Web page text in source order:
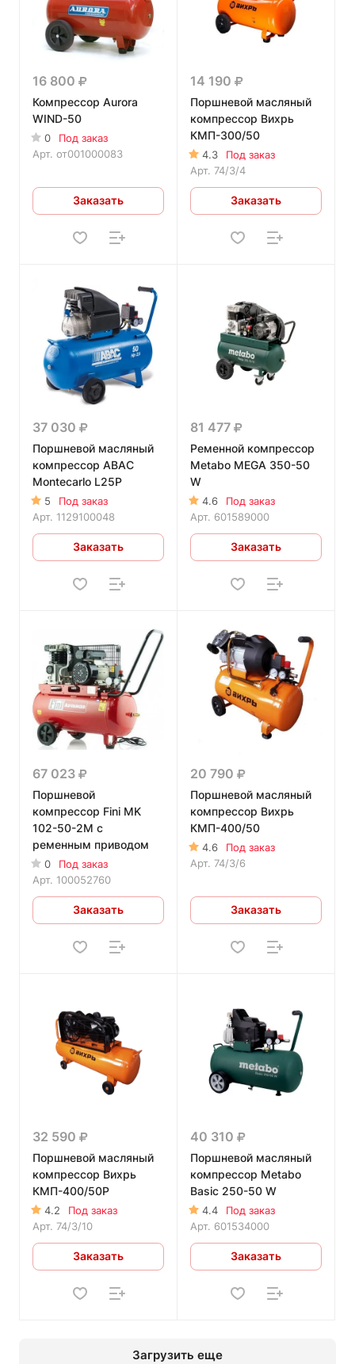
16 800
Компрессор Aurora
WIND-50
0
Под заказ
Арт. от001000083
Заказать
14 190
Поршневой масляный
компрессор Вихрь
КМП-300/50
4.3
Под заказ
Арт. 74/3/4
Заказать
37 030
Поршневой масляный
компрессор ABAC
Montecarlo L25P
5
Под заказ
Арт. 1129100048
Заказать
81 477
Ременной компрессор
Metabo MEGA 350-50
W
4.6
Под заказ
Арт. 601589000
Заказать
67 023
Поршневой
компрессор Fini MK
102-50-2M с
ременным приводом
0
Под заказ
Арт. 100052760
Заказать
20 790
Поршневой масляный
компрессор Вихрь
КМП-400/50
4.6
Под заказ
Арт. 74/3/6
Заказать
32 590
Поршневой масляный
компрессор Вихрь
КМП-400/50Р
4.2
Под заказ
Арт. 74/3/10
Заказать
40 310
Поршневой масляный
компрессор Metabo
Basic 250-50 W
4.4
Под заказ
Арт. 601534000
Заказать
Загрузить еще